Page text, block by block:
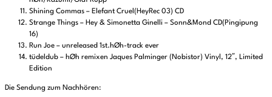
Shining Commas – Elefant Cruel(HeyRec 03) CD
Strange Things – Hey & Simonetta Ginelli – Sonn&Mond CD(Pingipung
16)
Run Joe – unreleased 1st.hØh-track ever
tüdeldub – hØh remixen Jaques Palminger (Nobistor) Vinyl, 12″, Limited
Edition
Die Sendung zum Nachhören: